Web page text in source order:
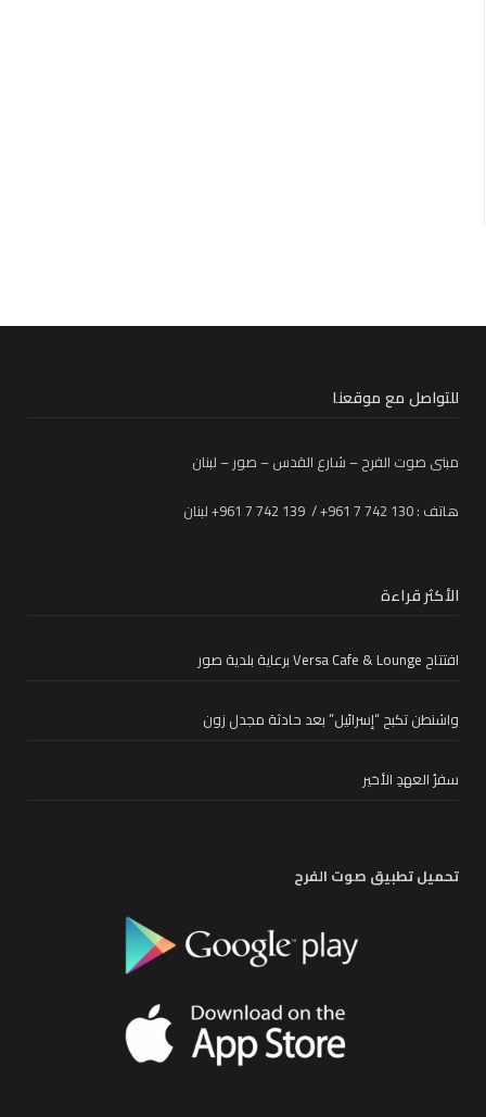
للتواصل مع موقعنا
مبنى صوت الفرح – شارع القدس – صور – لبنان
هاتف : 130 742 7 961+ / 139 742 7 961+ لبنان
الأكثر قراءة
افتتاح Versa Cafe & Lounge برعاية بلدية صور
واشنطن تكبح “إسرائيل” بعد حادثة مجدل زون
سفرُ العهدِ الأخير
تحميل تطبيق صوت الفرح